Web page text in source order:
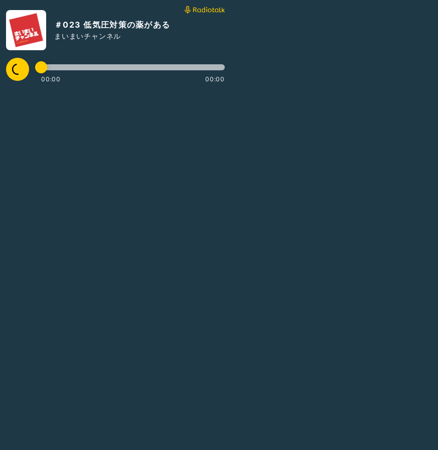
＃023 低気圧対策の薬がある
まいまいチャンネル
00:00 00:00